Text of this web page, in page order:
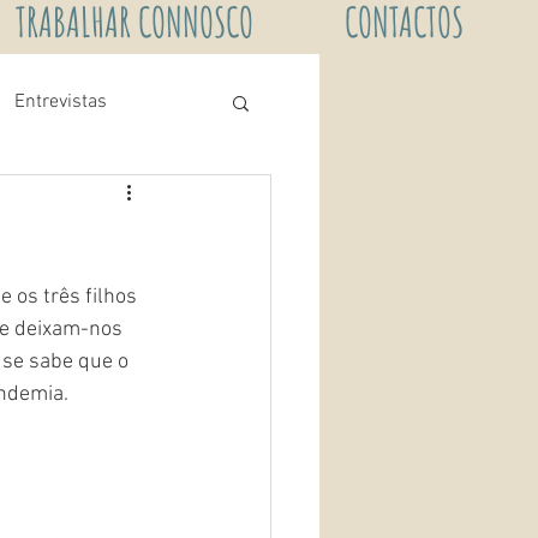
TRABALHAR CONNOSCO CONTACTOS
Entrevistas
os três filhos
deixam-nos
sabe que o